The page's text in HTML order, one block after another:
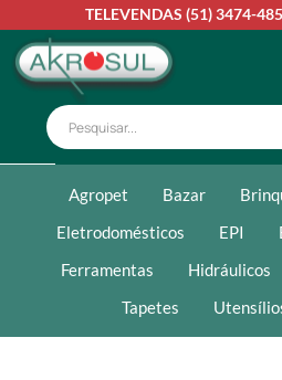
TELEVENDAS (51) 3474-
Agropet Bazar
Eletrodomésticos
EPI
Ferramentas
Hidráulicos
Tapetes